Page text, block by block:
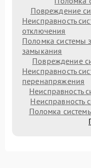
Повреждение
Неисправность
отключения
Поломка системы
замыкания
Повреждение
Неисправность
перенапряжения
Неисправность
Неисправность
Поломка